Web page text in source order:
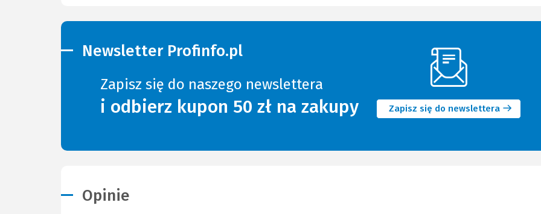
Newsletter Profinfo.pl
Zapisz się do naszego newslettera
i odbierz kupon 50 zł na zakupy Zapisz się do newslettera
okno)
Opinie